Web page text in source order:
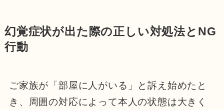
幻覚症状が出た際の正しい対処法とNG
行動
ご家族が「部屋に人がいる」と訴え始めたと
き、周囲の対応によって本人の状態は大きく